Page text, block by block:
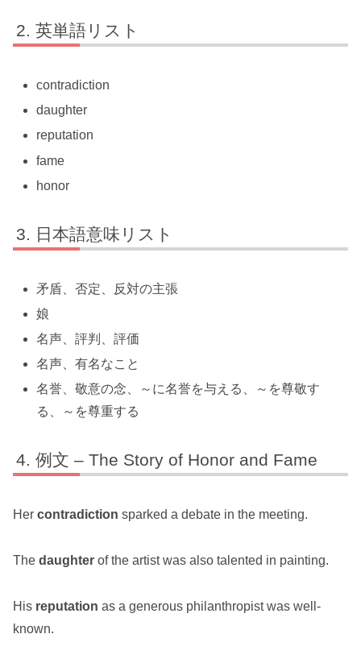
英単語リスト
contradiction
daughter
reputation
fame
honor
日本語意味リスト
矛盾、否定、反対の主張
娘
名声、評判、評価
名声、有名なこと
名誉、敬意の念、～に名誉を与える、～を尊敬す
る、～を尊重する
例文 – The Story of Honor and Fame
Her contradiction sparked a debate in the meeting.
The daughter of the artist was also talented in painting.
His reputation as a generous philanthropist was well-
known.